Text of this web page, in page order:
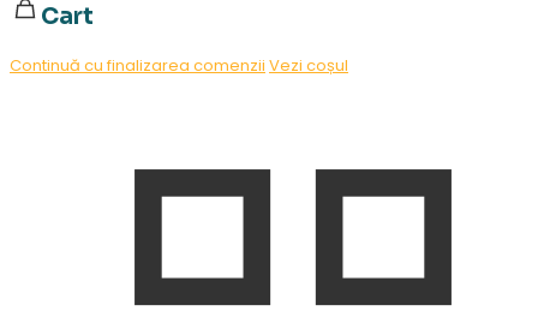
Cart
Continuă cu finalizarea comenzii Vezi coșul